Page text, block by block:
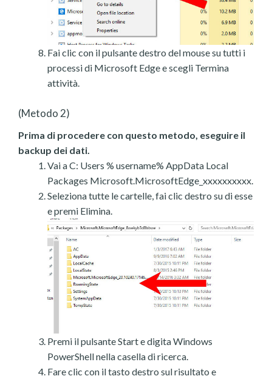
Fai clic con il pulsante destro del mouse su tutti i
processi di Microsoft Edge e scegli Termina
attività.
(Metodo 2)
Prima di procedere con questo metodo, eseguire il
backup dei dati.
Vai a C: Users % username% AppData Local
Packages Microsoft.MicrosoftEdge_xxxxxxxxxx.
Seleziona tutte le cartelle, fai clic destro su di esse
e premi Elimina.
Premi il pulsante Start e digita Windows
PowerShell nella casella di ricerca.
Fare clic con il tasto destro sul risultato e